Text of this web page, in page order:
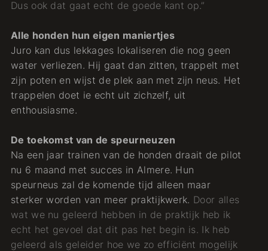
Dus ook dat gaat echt de goede kant op.”
Alle honden hun eigen maniertjes
Juro kan dus lekkages lokaliseren die nog geen
water verliezen. Hij gaat dan zitten, trappelt met
zijn poten en wijst de plek aan met zijn neus. Het
trappelen doet ie echt uit zichzelf, uit
enthousiasme.
De toekomst van de speurneuzen
Na een jaar trainen van de honden draait de pilot
nu 6 maand met succes in Almere. Hun
speurneus zal de komende tijd alleen maar
sterker worden van meer praktijkwerk. Door alles
wat we nu geleerd hebben in de praktijk heb ik
echt het gevoel dat dit pas het begin is. Ik heb
geleerd als geleider hoe we zo efficiënt mogelijk